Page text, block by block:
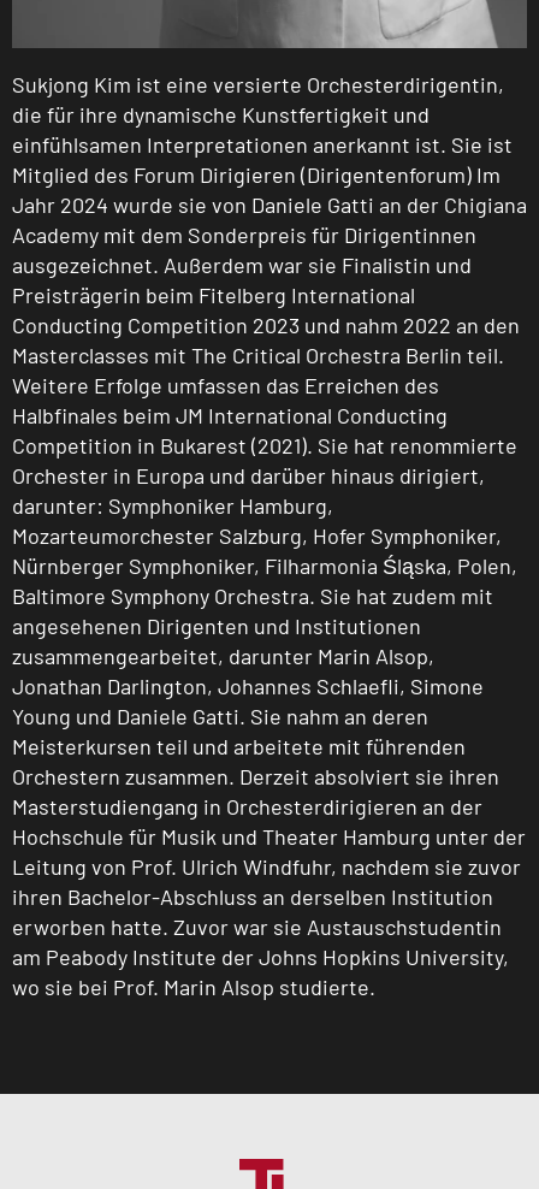
Sukjong Kim ist eine versierte Orchesterdirigentin,
die für ihre dynamische Kunstfertigkeit und
einfühlsamen Interpretationen anerkannt ist. Sie ist
Mitglied des Forum Dirigieren (Dirigentenforum) Im
Jahr 2024 wurde sie von Daniele Gatti an der Chigiana
Academy mit dem Sonderpreis für Dirigentinnen
ausgezeichnet. Außerdem war sie Finalistin und
Preisträgerin beim Fitelberg International
Conducting Competition 2023 und nahm 2022 an den
Masterclasses mit The Critical Orchestra Berlin teil.
Weitere Erfolge umfassen das Erreichen des
Halbfinales beim JM International Conducting
Competition in Bukarest (2021). Sie hat renommierte
Orchester in Europa und darüber hinaus dirigiert,
darunter: Symphoniker Hamburg,
Mozarteumorchester Salzburg, Hofer Symphoniker,
Nürnberger Symphoniker, Filharmonia Śląska, Polen,
Baltimore Symphony Orchestra. Sie hat zudem mit
angesehenen Dirigenten und Institutionen
zusammengearbeitet, darunter Marin Alsop,
Jonathan Darlington, Johannes Schlaefli, Simone
Young und Daniele Gatti. Sie nahm an deren
Meisterkursen teil und arbeitete mit führenden
Orchestern zusammen. Derzeit absolviert sie ihren
Masterstudiengang in Orchesterdirigieren an der
Hochschule für Musik und Theater Hamburg unter der
Leitung von Prof. Ulrich Windfuhr, nachdem sie zuvor
ihren Bachelor-Abschluss an derselben Institution
erworben hatte. Zuvor war sie Austauschstudentin
am Peabody Institute der Johns Hopkins University,
wo sie bei Prof. Marin Alsop studierte.